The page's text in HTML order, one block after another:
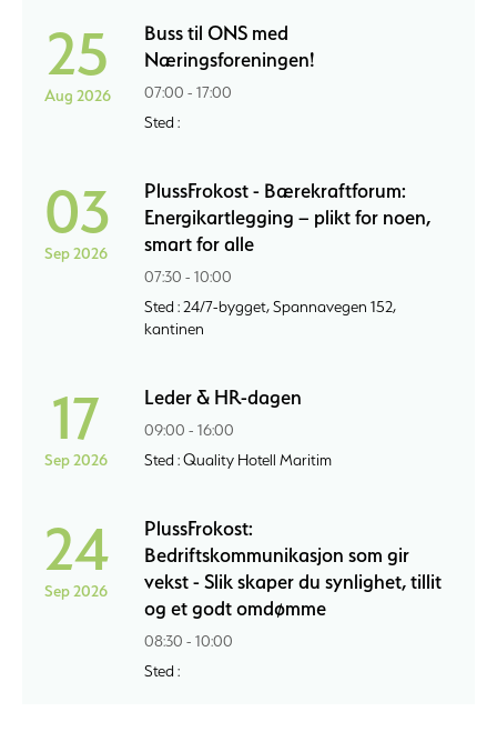
25
Aug 2026
Buss til ONS med
Næringsforeningen!
07:00 - 17:00
Sted :
03
Sep 2026
PlussFrokost - Bærekraftforum:
Energikartlegging – plikt for noen,
smart for alle
07:30 - 10:00
Sted : 24/7-bygget, Spannavegen 152,
kantinen
17
Sep 2026
Leder & HR-dagen
09:00 - 16:00
Sted : Quality Hotell Maritim
24
Sep 2026
PlussFrokost:
Bedriftskommunikasjon som gir
vekst - Slik skaper du synlighet, tillit
og et godt omdømme
08:30 - 10:00
Sted :